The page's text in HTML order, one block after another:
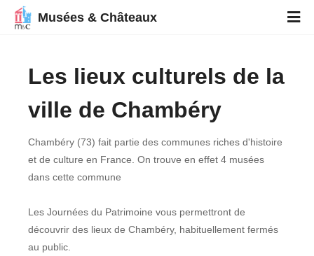
Musées & Châteaux
Les lieux culturels de la
ville de Chambéry
Chambéry (73) fait partie des communes riches d'histoire
et de culture en France. On trouve en effet 4 musées
dans cette commune
Les Journées du Patrimoine vous permettront de
découvrir des lieux de Chambéry, habituellement fermés
au public.